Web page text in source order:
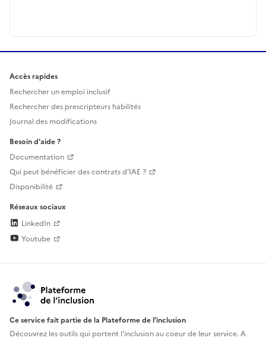
Accès rapides
Rechercher un emploi inclusif
Rechercher des prescripteurs habilités
Journal des modifications
Besoin d'aide ?
Documentation
Qui peut bénéficier des contrats d'IAE ?
Disponibilité
Réseaux sociaux
LinkedIn
Youtube
Ce service fait partie de la Plateforme de l’inclusion
Découvrez les outils qui portent l'inclusion aucoeur de leur service. A